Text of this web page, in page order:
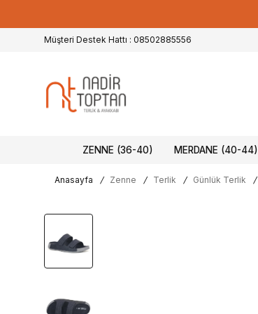
Müşteri Destek Hattı : 08502885556
ZENNE (36-40) MERDANE (40-44)
Anasayfa / Zenne / Terlik / Günlük Terlik /